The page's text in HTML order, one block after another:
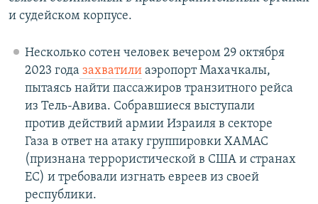
и судейском корпусе.
Несколько сотен человек вечером 29 октября
2023 года захватилиаэропорт Махачкалы,
пытаясь найти пассажиров транзитного рейса
из Тель-Авива. Собравшиеся выступали
против действий армии Израиля в секторе
Газа в ответ на атаку группировки ХАМАС
(признана террористической в США и странах
ЕС) и требовали изгнать евреев из своей
республики.